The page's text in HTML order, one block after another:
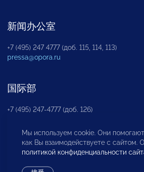
新闻办公室
+7 (495) 247 4777 (доб. 115, 114, 113)
pressa@opora.ru
国际部
+7 (495) 247-4777 (доб. 126)
商投权益保护部
Мы используем cookie. Они помогают
как Вы взаимодействуете с сайтом.
политикой конфиденциальности